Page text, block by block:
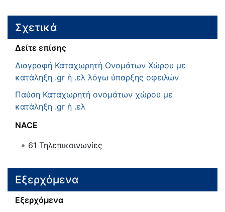
Σχετικά
Δείτε επίσης
Διαγραφή Καταχωρητή Ονομάτων Χώρου με
κατάληξη .gr ή .ελ λόγω ύπαρξης οφειλών
Παύση Καταχωρητή ονομάτων χώρου με
κατάληξη .gr ή .ελ
NACE
61 Τηλεπικοινωνίες
Εξερχόμενα
Εξερχόμενα